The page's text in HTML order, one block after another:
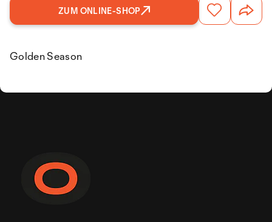
ZUM ONLINE-SHOP
Golden Season